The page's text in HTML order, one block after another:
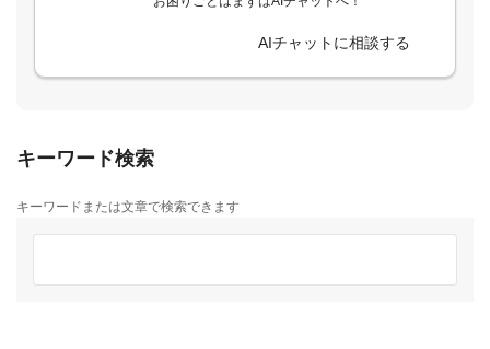
AIチャットに相談する
キーワード検索
キーワードまたは文章で検索できます